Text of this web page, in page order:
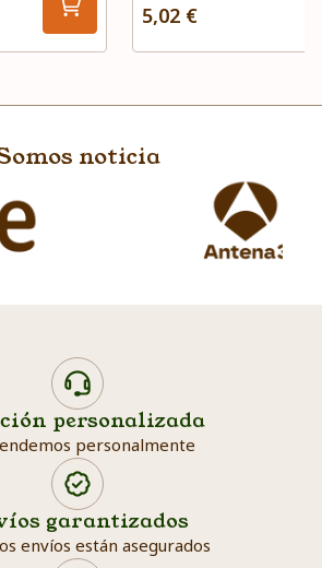
5,02 €
noticia
personalizada
personalmente
garantizados
envíos están asegurados